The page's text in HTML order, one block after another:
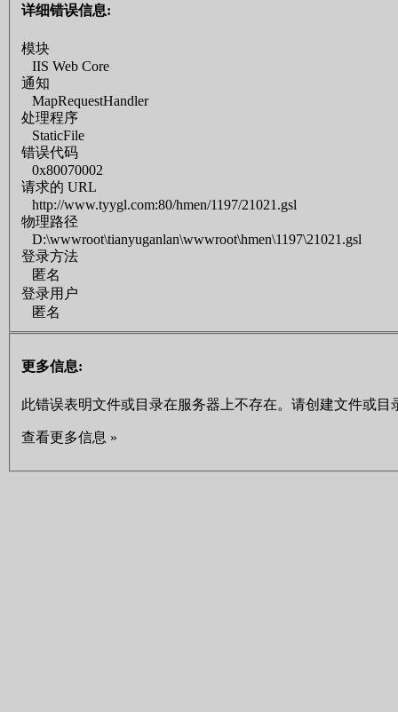
详细错误信息:
模块
IIS Web Core
通知
MapRequestHandler
处理程序
StaticFile
错误代码
0x80070002
请求的 URL
http://www.tyygl.com:80/hmen/1197/21021.gsl
物理路径
D:\wwwroot\tianyuganlan\wwwroot\hmen\1197\21021.gsl
登录方法
匿名
登录用户
匿名
更多信息:
此错误表明文件或目录在服务器上不存在。请创建文件或目
查看更多信息 »